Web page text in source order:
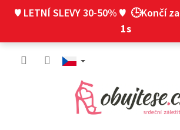
♥ LETNÍ SLEVY 30-50% ♥ 🕒Končí za
0s